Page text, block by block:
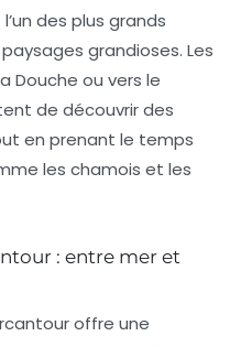
des plus grands
grandioses. Les
Douche ou vers le
de découvrir des
en prenant le temps
les chamois et les
: entre mer et
offre une